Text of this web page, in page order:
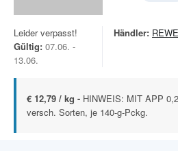
Leider verpasst!
Gültig: 07.06. -
13.06.
Händler:
€ 12,79 / kg - HINWEIS: MIT APP
versch. Sorten, je 140-g-Pckg.